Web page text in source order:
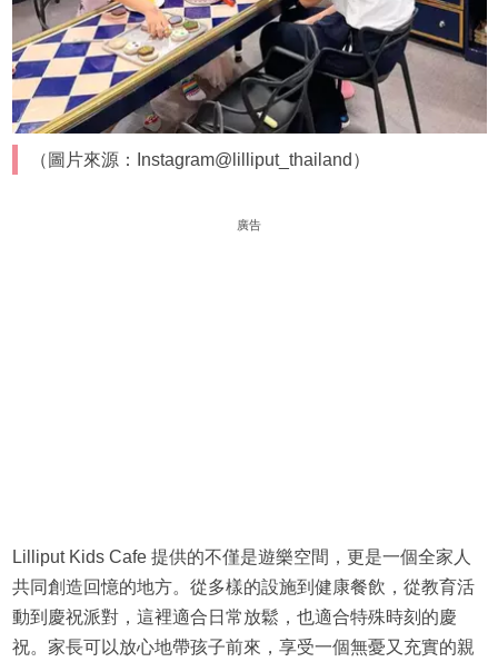
（圖片來源：Instagram@lilliput_thailand）
廣告
Lilliput Kids Cafe 提供的不僅是遊樂空間，更是一個全家人
共同創造回憶的地方。從多樣的設施到健康餐飲，從教育活
動到慶祝派對，這裡適合日常放鬆，也適合特殊時刻的慶
祝。家長可以放心地帶孩子前來，享受一個無憂又充實的親